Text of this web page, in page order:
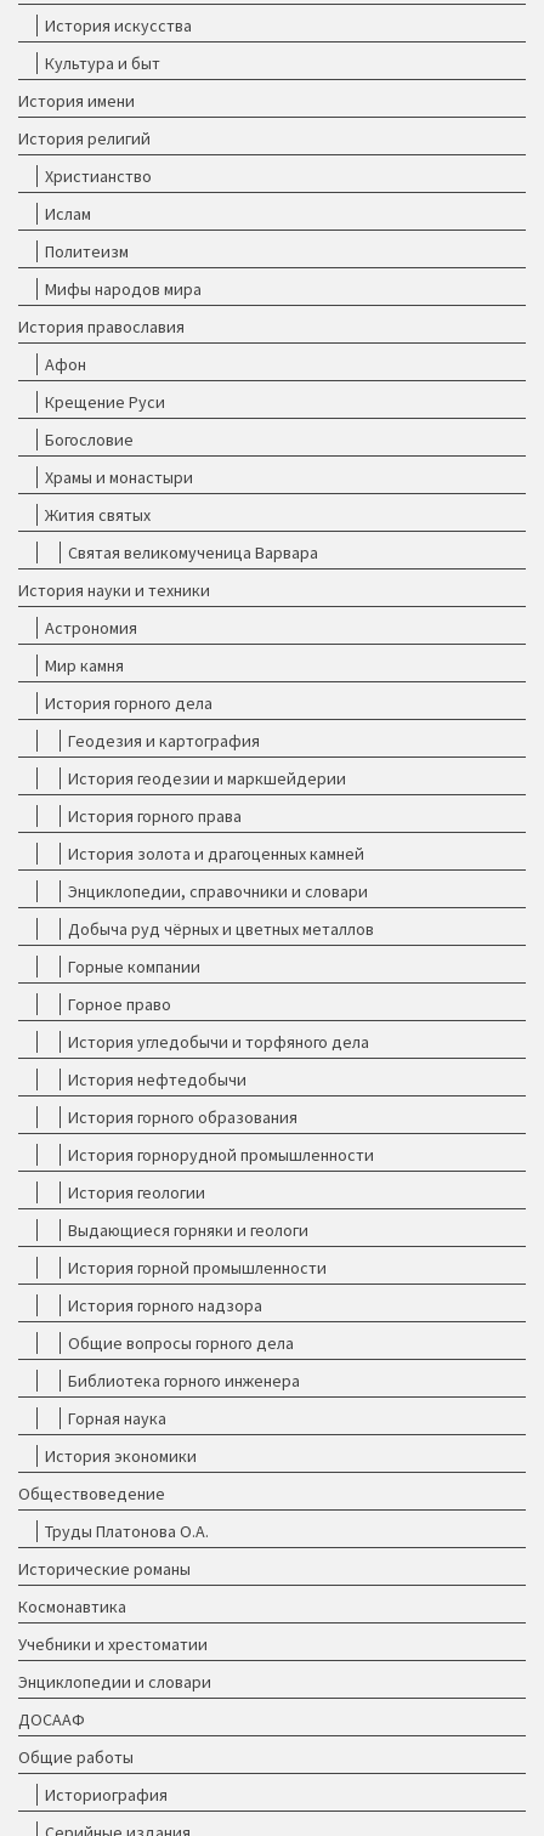
История искусства
Культура и быт
История имени
История религий
Христианство
Ислам
Политеизм
Мифы народов мира
История православия
Афон
Крещение Руси
Богословие
Храмы и монастыри
Жития святых
Святая великомученица Варвара
История науки и техники
Астрономия
Мир камня
История горного дела
Геодезия и картография
История геодезии и маркшейдерии
История горного права
История золота и драгоценных камней
Энциклопедии, справочники и словари
Добыча руд чёрных и цветных металлов
Горные компании
Горное право
История угледобычи и торфяного дела
История нефтедобычи
История горного образования
История горнорудной промышленности
История геологии
Выдающиеся горняки и геологи
История горной промышленности
История горного надзора
Общие вопросы горного дела
Библиотека горного инженера
Горная наука
История экономики
Обществоведение
Труды Платонова О.А.
Исторические романы
Космонавтика
Учебники и хрестоматии
Энциклопедии и словари
ДОСААФ
Общие работы
Историография